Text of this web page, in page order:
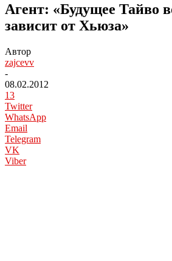
Агент: «Будущее Тайво
зависит от Хьюза»
Автор
zajcevv
-
08.02.2012
13
Twitter
WhatsApp
Email
Telegram
VK
Viber